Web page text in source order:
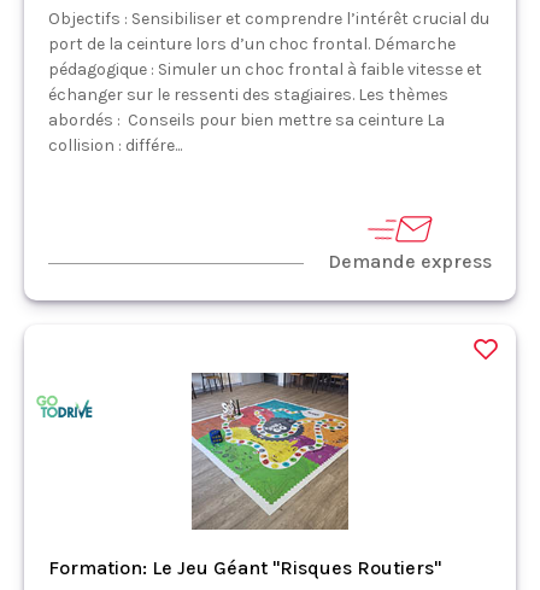
Objectifs : Sensibiliser et comprendre l’intérêt crucial du
port de la ceinture lors d’un choc frontal. Démarche
pédagogique : Simuler un choc frontal à faible vitesse et
échanger sur le ressenti des stagiaires. Les thèmes
abordés : Conseils pour bien mettre sa ceinture La
collision : différe...
Demande express
Formation: Le Jeu Géant "Risques Routiers"